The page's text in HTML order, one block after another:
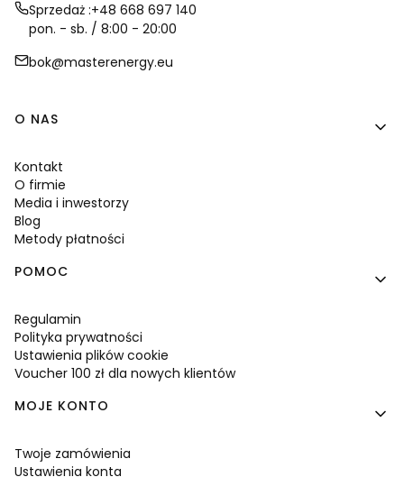
Sprzedaż :+48 668 697 140
pon. - sb. / 8:00 - 20:00
bok@masterenergy.eu
Linki w stopce
O NAS
Kontakt
O firmie
Media i inwestorzy
Blog
Metody płatności
POMOC
Regulamin
Polityka prywatności
Ustawienia plików cookie
Voucher 100 zł dla nowych klientów
MOJE KONTO
Twoje zamówienia
Ustawienia konta